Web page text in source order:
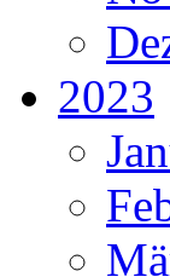
2023